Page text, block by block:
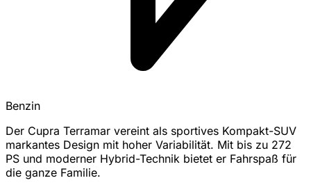
Benzin
Der Cupra Terramar vereint als sportives Kompakt-SUV
markantes Design mit hoher Variabilität. Mit bis zu 272
PS und moderner Hybrid-Technik bietet er Fahrspaß für
die ganze Familie.